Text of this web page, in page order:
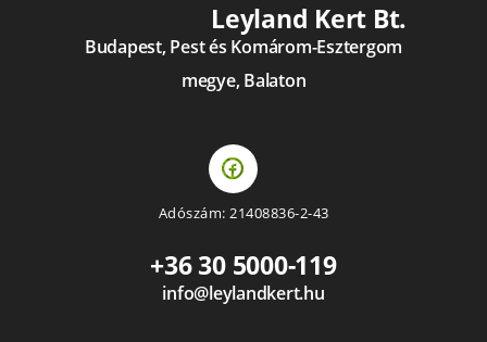
Leyland Kert Bt.
Budapest, Pest és Komárom-Esztergom
megye, Balaton
Adószám: 21408836-2-43
+36 30 5000-119
info@leylandkert.hu